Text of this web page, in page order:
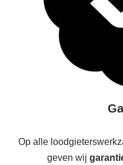
Op alle
geven wij